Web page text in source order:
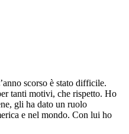
scorso è stato difficile.
tanti motivi, che rispetto. Ho
gli ha dato un ruolo
e nel mondo. Con lui ho